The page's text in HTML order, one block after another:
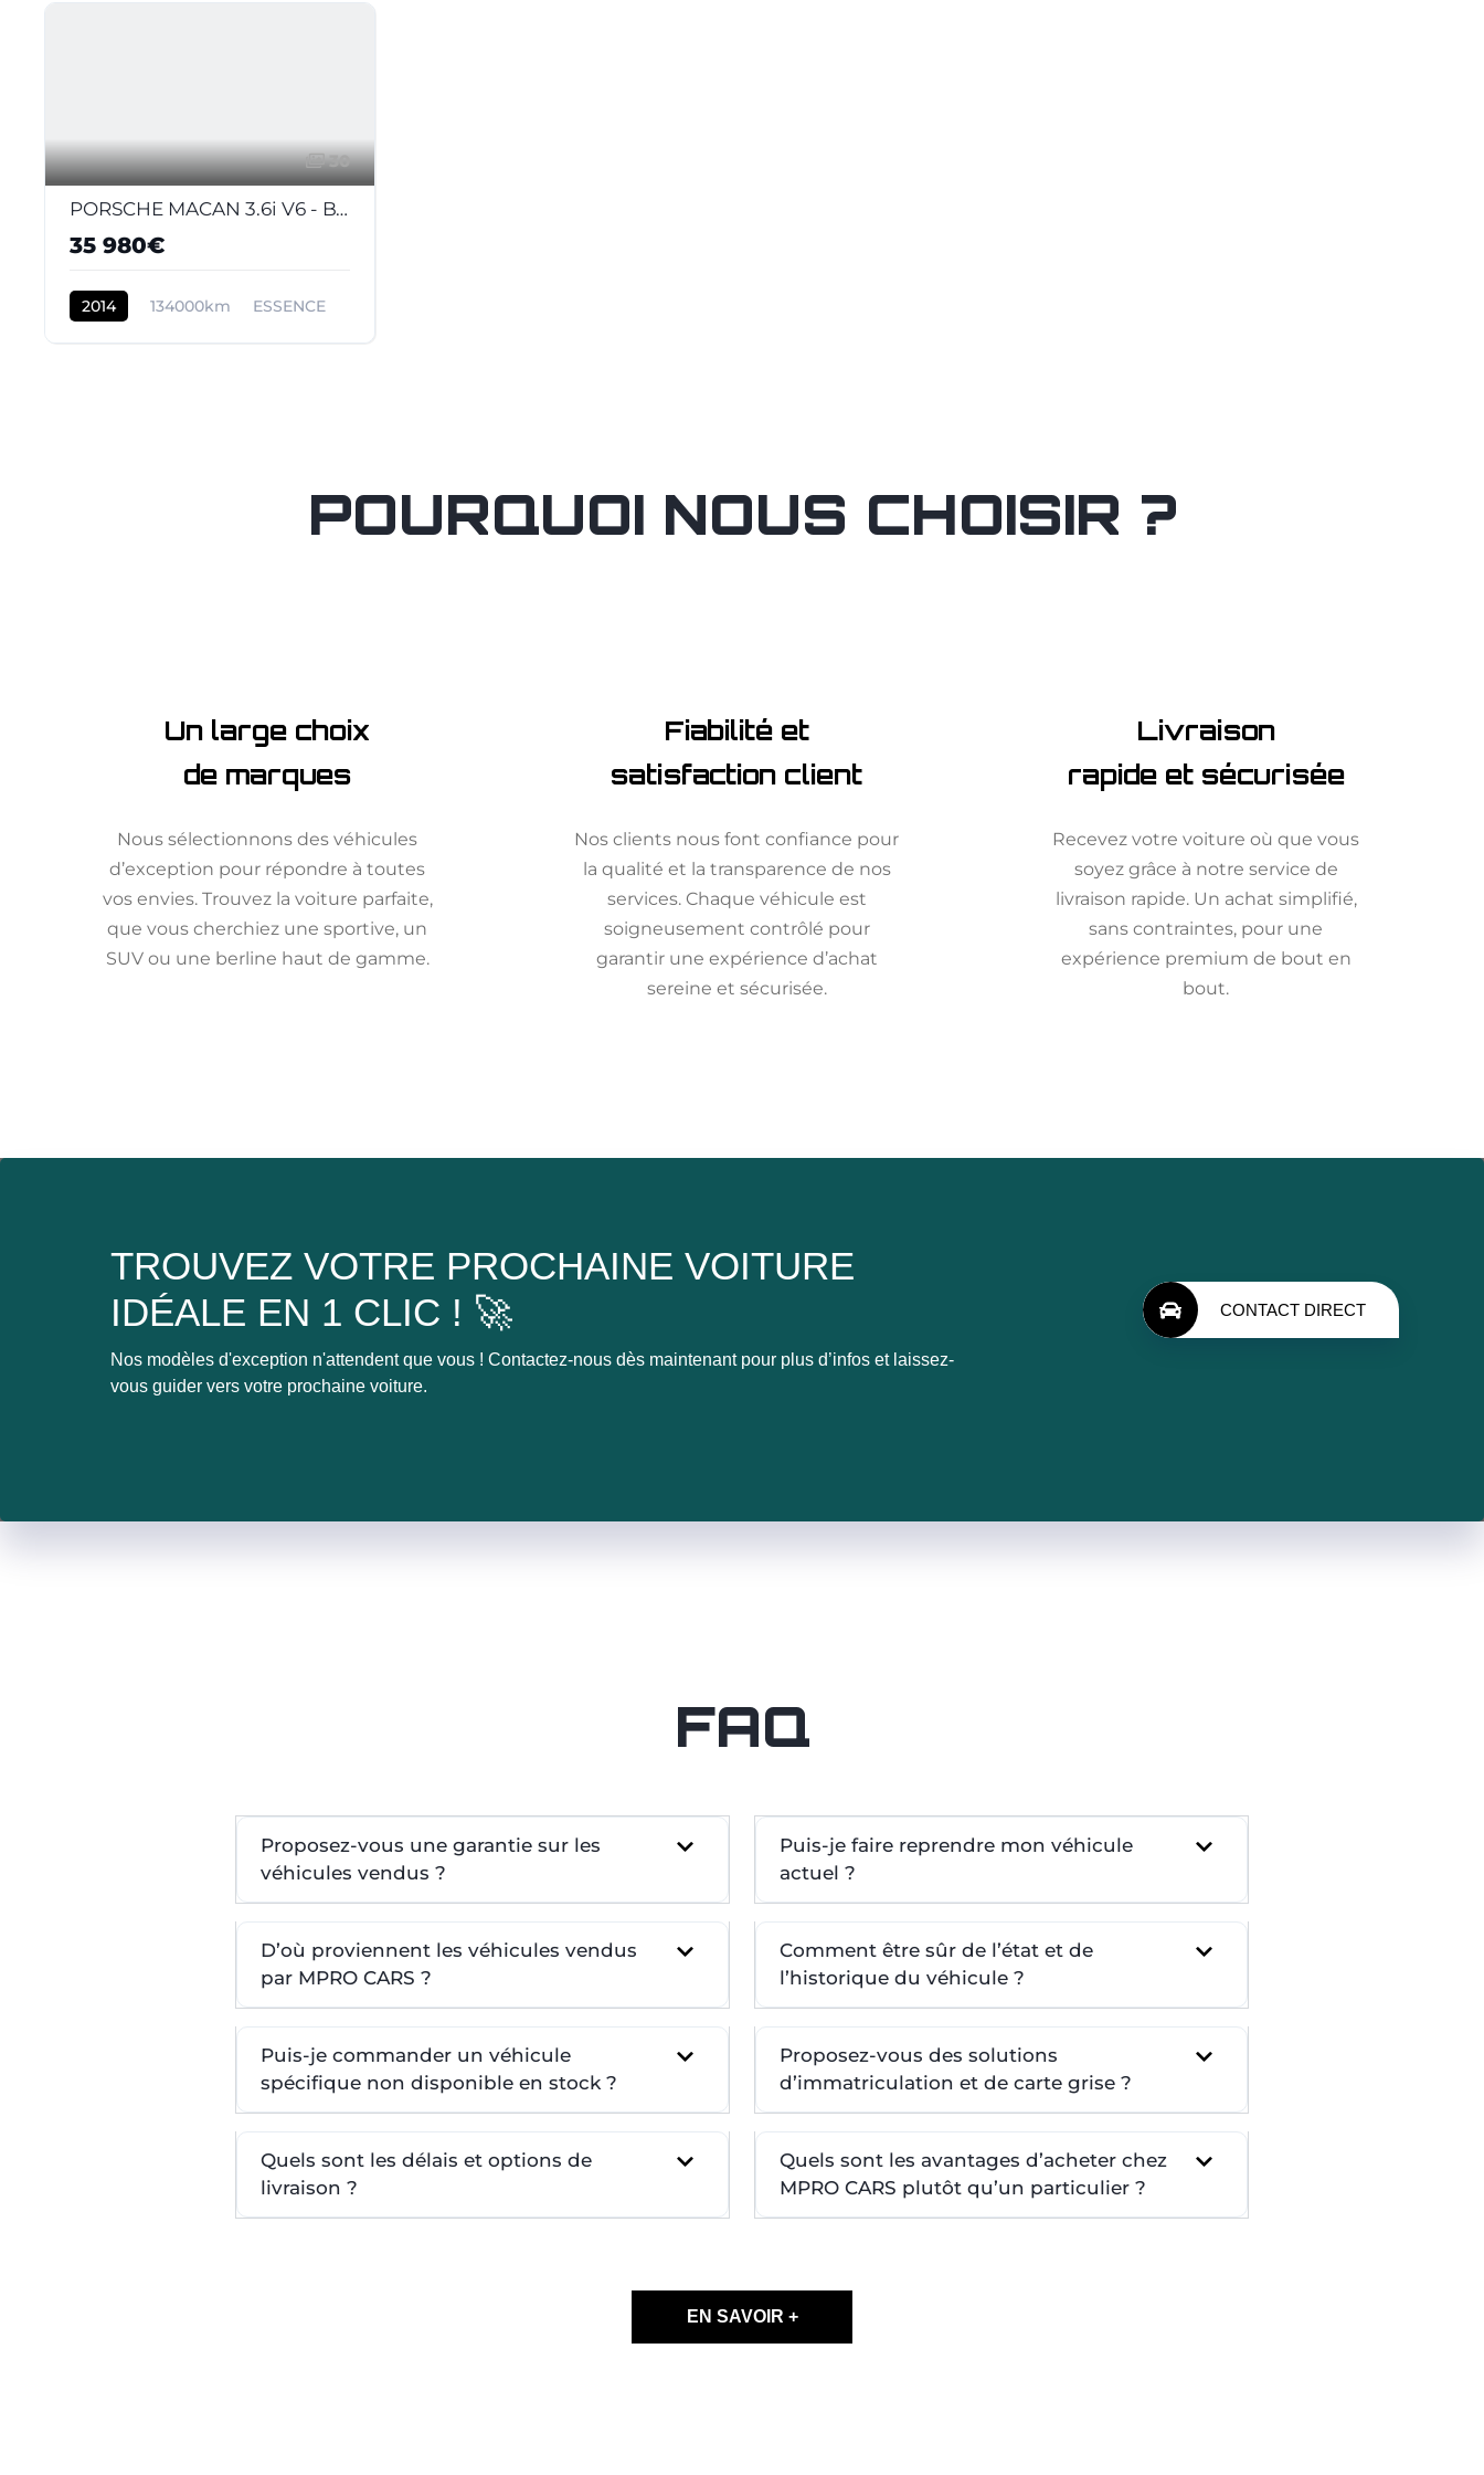
30
PORSCHE MACAN 3.6i V6 - BV PDK
35 980€
2014 134000km ESSENCE
POURQUOI NOUS CHOISIR ?
Un large choix
de marques
Nous sélectionnons des véhicules
d’exception pour répondre à toutes
vos envies. Trouvez la voiture parfaite,
que vous cherchiez une sportive, un
SUV ou une berline haut de gamme.
Fiabilité et
satisfaction client
Nos clients nous font confiance pour
la qualité et la transparence de nos
services. Chaque véhicule est
soigneusement contrôlé pour
garantir une expérience d’achat
sereine et sécurisée.
Livraison
rapide et sécurisée
Recevez votre voiture où que vous
soyez grâce à notre service de
livraison rapide. Un achat simplifié,
sans contraintes, pour une
expérience premium de bout en
bout.
TROUVEZ VOTRE PROCHAINE VOITURE
IDÉALE EN 1 CLIC ! 🚀
Nos modèles d'exception n'attendent que vous ! Contactez-nous dès maintenant pour plus d’infos et laissez-
vous guider vers votre prochaine voiture.
CONTACT DIRECT
FAQ
Proposez-vous une garantie sur les
véhicules vendus ?
D’où proviennent les véhicules vendus
par MPRO CARS ?
Puis-je commander un véhicule
spécifique non disponible en stock ?
Quels sont les délais et options de
livraison ?
Puis-je faire reprendre mon véhicule
actuel ?
Comment être sûr de l’état et de
l’historique du véhicule ?
Proposez-vous des solutions
d’immatriculation et de carte grise ?
Quels sont les avantages d’acheter chez
MPRO CARS plutôt qu’un particulier ?
EN SAVOIR +